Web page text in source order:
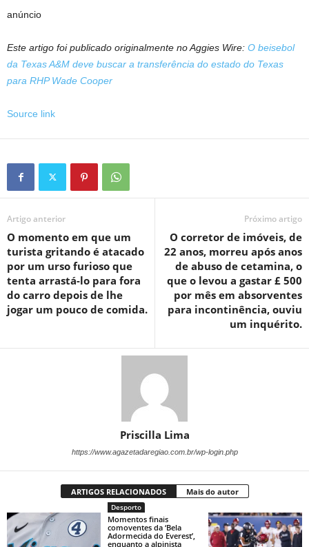
anúncio
Este artigo foi publicado originalmente no Aggies Wire: O beisebol
da Texas A&M deve buscar a transferência do estado do Texas
para RHP Wade Cooper
Source link
Artigo anterior
O momento em que um
turista gritando é atacado
por um urso furioso que
tenta arrastá-lo para fora
do carro depois de lhe
jogar um pouco de comida.
Próximo artigo
O corretor de imóveis, de
22 anos, morreu após anos
de abuso de cetamina, o
que o levou a gastar £ 500
por mês em absorventes
para incontinência, ouviu
um inquérito.
Priscilla Lima
https://www.agazetadaregiao.com.br/wp-login.php
ARTIGOS RELACIONADOS Mais do autor
Desporto
Momentos finais
comoventes da ‘Bela
Adormecida do Everest’,
enquanto a alpinista